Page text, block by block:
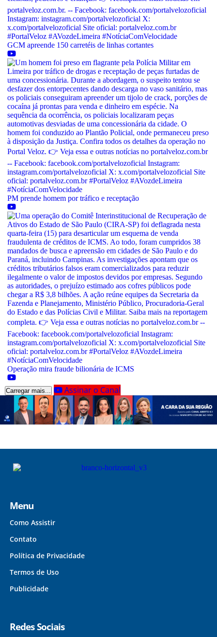
GCM apreende 150 carretéis de linhas cortantes
PM prende homem por tráfico e receptação
Operação mira fraude bilionária de ICMS
Carregar mais... Assinar o Canal
Menu
Como Assistir
Contato
Política de Privacidade
Termos de Uso
Publicidade
Redes Sociais